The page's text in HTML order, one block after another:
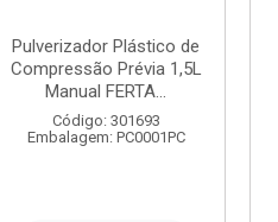
Pulverizador Plástico de
Compressão Prévia 1,5L
Manual FERTA...
Código: 301693
Embalagem: PC0001PC